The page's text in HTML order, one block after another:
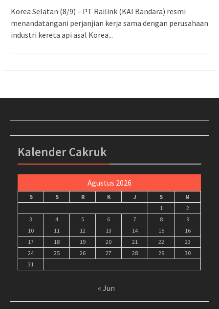
Korea Selatan (8/9) – PT Railink (KAI Bandara) resmi
menandatangani perjanjian kerja sama dengan perusahaan
industri kereta api asal Korea...
Kalender Cakruk
Agustus 2026
S S R K J S
M
1
2
3
4 5 6 7 8
9
10
11 12 13 14 15
16
17
18 19 20 21 22
23
24
25 26 27 28 29
30
31
« Jun